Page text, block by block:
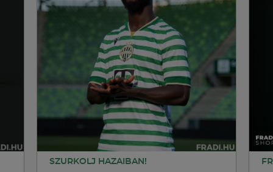
SZURKOLJ HAZAIBAN!